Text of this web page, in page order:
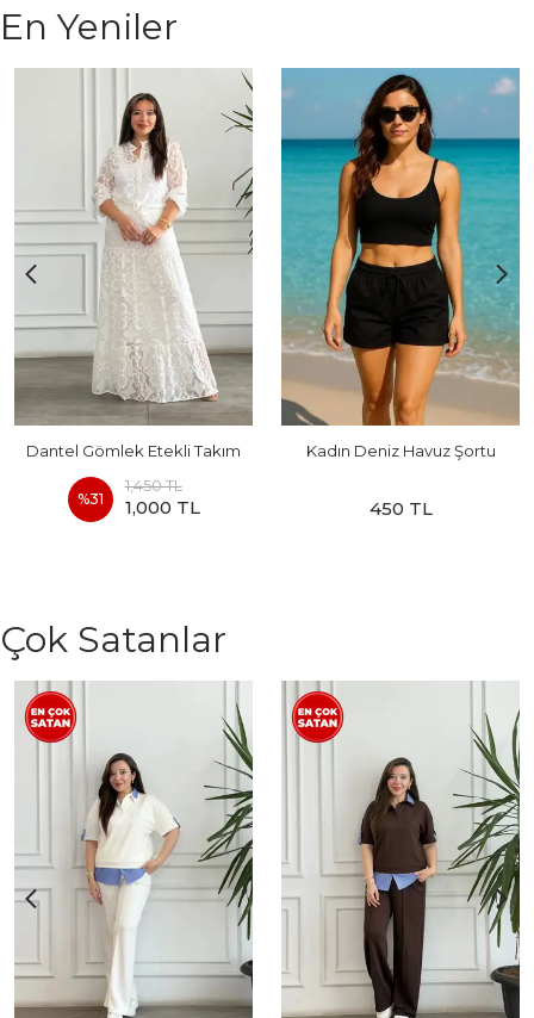
En Yeniler
Dantel Gömlek Etekli Takım
%31
1,450 TL
1,000 TL
Kadın Deniz Havuz Şortu
450 TL
Çok Satanlar